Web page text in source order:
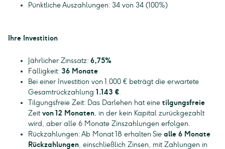
Pünktliche Auszahlungen: 34 von 34 (100%)
Ihre Investition
Jährlicher Zinssatz: 6,75%
Fälligkeit: 36 Monate
Bei einer Investition von 1.000 € beträgt die erwartete
Gesamtrückzahlung 1.143 €.
Tilgungsfreie Zeit: Das Darlehen hat eine tilgungsfreie
Zeitvon 12 Monaten, in der kein Kapital zurückgezahlt
wird, aber alle 6 Monate Zinszahlungen erfolgen.
Rückzahlungen: Ab Monat 18 erhalten Sie alle 6 Monate
Rückzahlungen, einschließlich Zinsen, mit Zahlungen in